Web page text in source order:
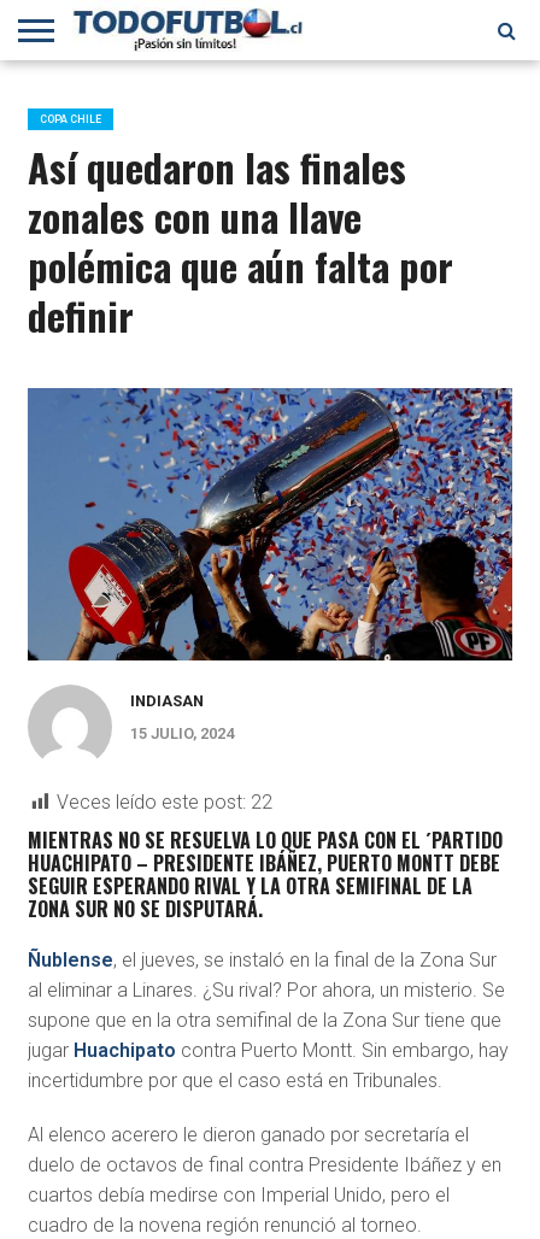
PRIMERA
B
SELECCIÓN
CHILENA
CHILENOS
EN EL
MUNDO
FÚTBOL
INTERNACIONAL
COPA CHILE
Así quedaron las finales
zonales con una llave
polémica que aún falta por
definir
INDIASAN
15 JULIO, 2024
Veces leído este post: 22
MIENTRAS NO SE RESUELVA LO QUE PASA CON EL ´PARTIDO
HUACHIPATO – PRESIDENTE IBÁÑEZ, PUERTO MONTT DEBE
SEGUIR ESPERANDO RIVAL Y LA OTRA SEMIFINAL DE LA
ZONA SUR NO SE DISPUTARÁ.
Ñublense, el jueves, se instaló en la final de la Zona Sur
al eliminar a Linares. ¿Su rival? Por ahora, un misterio. Se
supone que en la otra semifinal de la Zona Sur tiene que
jugar Huachipato contra Puerto Montt. Sin embargo, hay
incertidumbre por que el caso está en Tribunales.
Al elenco acerero le dieron ganado por secretaría el
duelo de octavos de final contra Presidente Ibáñez y en
cuartos debía medirse con Imperial Unido, pero el
cuadro de la novena región renunció al torneo.